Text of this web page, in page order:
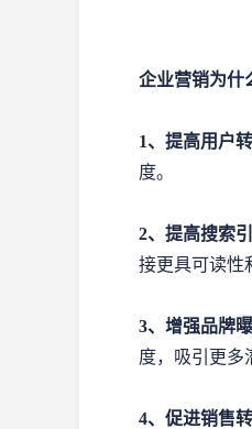
企业营销为什
1、提高用户转
度。
2、提高搜索
接更具可读性
3、增强品牌曝
度，吸引更多
4、促进销售转